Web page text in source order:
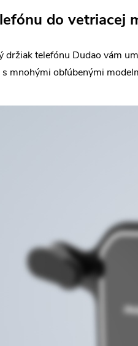
do vetriacej
držiak telefónu Dudao vám
mnohými obľúbenými